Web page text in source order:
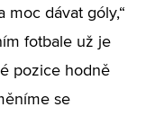
moc dávat góly,“
fotbale už je
pozice hodně
se